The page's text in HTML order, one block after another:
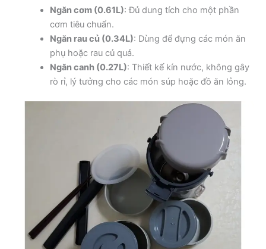
Ngăn cơm (0.61L): Đủ dung tích cho một phần
cơm tiêu chuẩn.
Ngăn rau củ (0.34L): Dùng để đựng các món ăn
phụ hoặc rau củ quả.
Ngăn canh (0.27L): Thiết kế kín nước, không gây
rò rỉ, lý tưởng cho các món súp hoặc đồ ăn lỏng.